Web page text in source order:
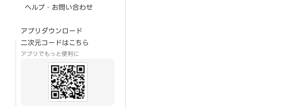
ヘルプ・お問い合わせ
アプリダウンロード
二次元コードはこちら
アプリでもっと便利に